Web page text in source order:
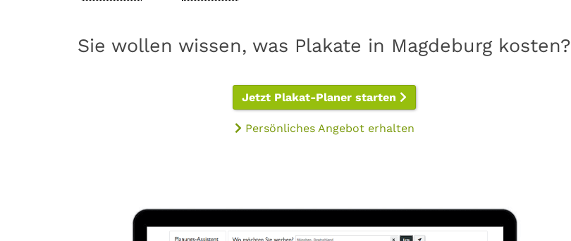
Sie wollen wissen, was Plakate in Magdeburg kosten?
Jetzt Plakat-Planer starten
Persönliches Angebot erhalten